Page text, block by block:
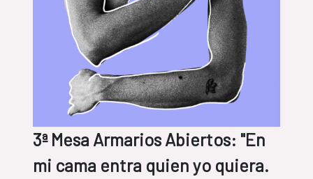
3ª Mesa Armarios Abiertos: "En
mi cama entra quien yo quiera.